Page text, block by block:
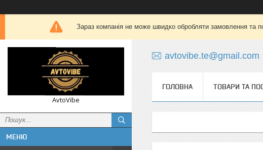
Зараз компанія не може швидко обробляти замовлення та
AvtoVibe
avtovibe.te@gmail.com
ГОЛОВНА ТОВАРИ ТА